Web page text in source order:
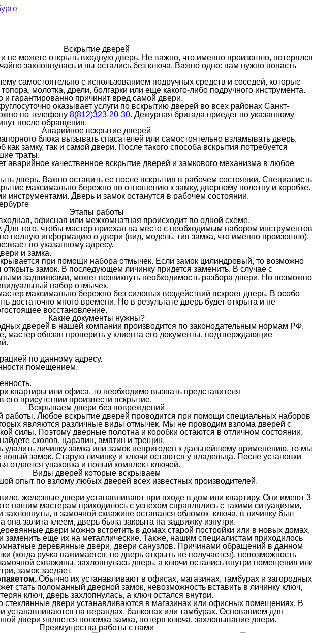
Вскрытие дверей
не можете открыть входную дверь. Не важно, что именно произошло, потерялся
захлопнулась и вы остались без ключа. Важно одно: вам нужно попасть
самостоятельно с использованием подручных средств и соседей, которые
молотка, дрели, болгарки или еще какого-либо подручного инструмента.
и гарантированно причинит вред самой двери.
оказывает услуги по вскрытию дверей во всех районах Санкт-
по телефону 8(812)323-20-30. Дежурная бригада приедет по указанному
после обращения.
Аварийное вскрытие дверей
блока вызывать спасателей или самостоятельно взламывать дверь,
замку, так и самой двери. После такого способа вскрытия потребуется
траты.
аварийное качественное вскрытие дверей и замкового механизма в любое
дверь. Важно оставить ее после вскрытия в рабочем состоянии.
максимально бережно по отношению к замку, дверному полотну и коробке.
инструментами. Дверь и замок останутся в рабочем состоянии.
Этапы работы
офисная или межкомнатная происходит по одной схеме.
того, чтобы мастер приехал на место с необходимым набором
полную информацию о двери (вид, модель, тип замка, что именно произошло).
по указанному адресу.
и замка.
при помощи набора отмычек. Если замок цилиндровый, то возможно
открыть замок. В последующем личинку придется заменить. В случае с
задвижками, может возникнуть необходимость разбора двери. Но
набор отмычек.
максимально бережно без силовых воздействий вскроет дверь. В особо
достаточно много времени. Но в результате дверь будет открыта и не
восстановление.
Какие документы нужны?
дверей в нашей компании производится по законодательным нормам РФ.
мастер обязан проверить у клиента его документы, подтверждающие
по данному адресу.
помещением.
квартиры или офиса, то необходимо вызвать представителя
присутствии произвести вскрытие.
Вскрываем двери без повреждений
работы. Любое вскрытие дверей проводится при помощи специальных наборов
являются различные виды отмычек. Мы не проводим взлома дверей с
силы. Поэтому дверные полотна и коробки остаются в отличном состоянии,
сколов, царапин, вмятин и трещин.
личинку замка или замок непригоден к дальнейшему применению, то мы
замок. Старую личинку и ключи остаются у владельца. После установки
отдается упаковка и полый комплект ключей.
Виды дверей которые вскрываем
опыт по взлому любых дверей всех известных производителей.
железные двери устанавливают при входе в дом или квартиру. Они имеют
нашим мастерам приходилось с успехом справлялись с такими ситуациями,
захлопнуты, в замочной скважине оставался обломок ключа, в личинку был
она залита клеем, дверь была закрыта на задвижку изнутри.
двери можно встретить в домах старой постройки или в новых домах,
заменить еще их на металлические. Также, нашим специалистам приходилось
деревянные двери, двери санузлов. Причинами обращений в данном
(когда ручка нажимается, но дверь открыть не получается), невозможность
скважины, захлопнулась дверь, а ключи остались внутри помещения
замок заедает.
Обычно их устанавливают в офисах, магазинах, тамбурах и загородных
стать поломанный дверной замок, невозможность вставить в личинку ключ,
ключ, дверь захлопнулась, а ключ остался внутри.
стеклянные двери устанавливаются в магазинах или офисных помещениях. В
устанавливаются на верандах, балконах или тамбурах. Основанием для
двери является поломка замка, потеря ключа, захлопывание двери.
Преимущества работы с нами